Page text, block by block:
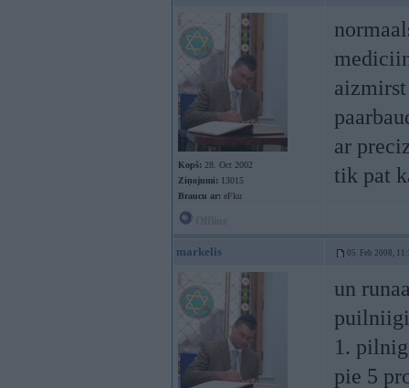
Kopš: 28. Oct 2002
Ziņojumi: 13015
Braucu ar: eFku
ar
tik pat
markelis 05. Feb 2008,
un
1.
pie 5